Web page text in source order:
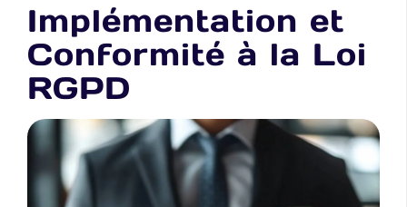
Implémentation et
Conformité à la Loi
RGPD